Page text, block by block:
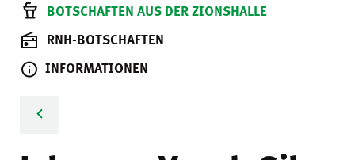
BOTSCHAFTEN AUS DER ZIONSHALLE
RNH-BOTSCHAFTEN
INFORMATIONEN